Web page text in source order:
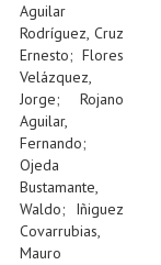
Aguilar
Rodríguez, Cruz
Ernesto; Flores
Velázquez,
Jorge; Rojano
Aguilar,
Fernando;
Ojeda
Bustamante,
Waldo; Iñiguez
Covarrubias,
Mauro